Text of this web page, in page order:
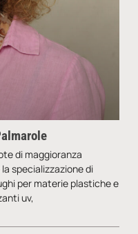
di maggioranza
specializzazione di
per materie plastiche e
uv,